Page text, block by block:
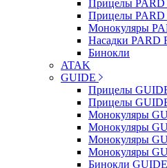
Прицелы PARD
Прицелы PARD
Монокуляры
Насадки PARD
Бинокли
ATAK
GUIDE
Прицелы
Прицелы
Монокуляры
Монокуляры
Монокуляры
Монокуляры
Бинокли